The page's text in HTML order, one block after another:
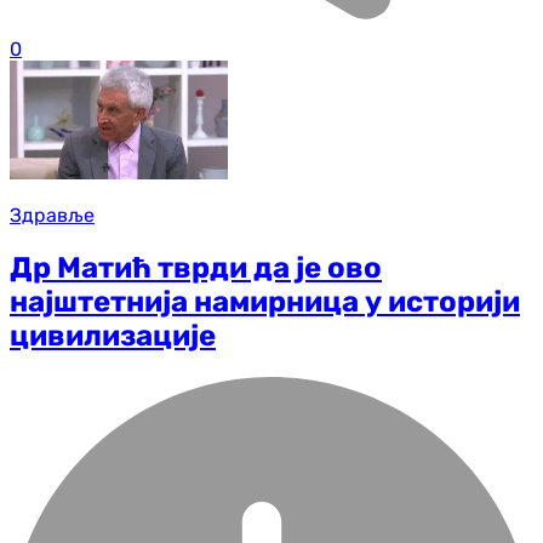
0
Здравље
Др Матић тврди да је ово
најштетнија намирница у историји
цивилизације